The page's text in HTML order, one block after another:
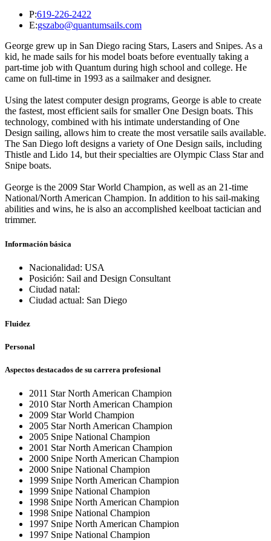
P:619-226-2422
E:gszabo@quantumsails.com
George grew up in San Diego racing Stars, Lasers and Snipes. As a
kid, he made sails for his model boats before eventually taking a
part-time job with Quantum during high school and college. He
came on full-time in 1993 as a sailmaker and designer.
Using the latest computer design programs, George is able to create
the fastest, most efficient sails for smaller One Design boats. This
technology, combined with his intimate understanding of One
Design sailing, allows him to create the most versatile sails available.
The San Diego loft designs a variety of One Design sails, including
Thistle and Lido 14, but their specialties are Olympic Class Star and
Snipe boats.
George is the 2009 Star World Champion, as well as an 21-time
National/North American Champion. In addition to his sail-making
abilities and wins, he is also an accomplished keelboat tactician and
trimmer.
Información básica
Nacionalidad: USA
Posición: Sail and Design Consultant
Ciudad natal:
Ciudad actual: San Diego
Fluidez
Personal
Aspectos destacados de su carrera profesional
2011 Star North American Champion
2010 Star North American Champion
2009 Star World Champion
2005 Star North American Champion
2005 Snipe National Champion
2001 Star North American Champion
2000 Snipe North American Champion
2000 Snipe National Champion
1999 Snipe North American Champion
1999 Snipe National Champion
1998 Snipe North American Champion
1998 Snipe National Champion
1997 Snipe North American Champion
1997 Snipe National Champion